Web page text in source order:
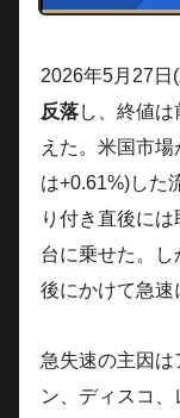
2026年5月27日
反落し、終値
えた。米国市
は+0.61%)した
り付き直後に
台に乗せた。
後にかけて急速
急失速の主因は
ン、ディスコ